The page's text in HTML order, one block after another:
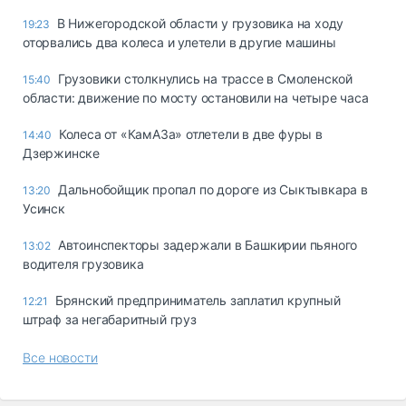
19:23
В Нижегородской области у грузовика на ходу
оторвались два колеса и улетели в другие машины
15:40
Грузовики столкнулись на трассе в Смоленской
области: движение по мосту остановили на четыре часа
14:40
Колеса от «КамАЗа» отлетели в две фуры в
Дзержинске
13:20
Дальнобойщик пропал по дороге из Сыктывкара в
Усинск
13:02 Автоинспекторы задержали в Башкирии пьяного
водителя грузовика
12:21
Брянский предприниматель заплатил крупный
штраф за негабаритный груз
Все новости